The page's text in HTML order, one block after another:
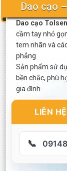
Dao cạo
Dao cạo
cầm tay nhỏ
tem nhãn và
phẳng.
Sản phẩm sử
bền chắc, phù
gia đình.
LIÊN
📞